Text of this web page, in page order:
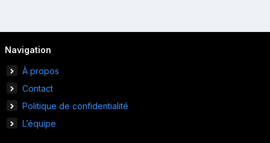
Navigation
À propos
Contact
Politique de confidentialité
L’équipe